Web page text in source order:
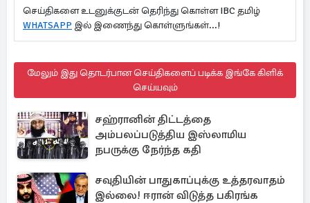
செய்திகளை உடனுக்குடன் தெரிந்து கொள்ள IBC தமிழ்
WHATSAPP இல் இணைந்து கொள்ளுங்கள்...!
மேலும் இது தொடர்பான செய்திகளைப் படிக்க இங்கே கிளிக்
செய்யவும்
சஹ்ரானின் திட்டத்தை
அம்பலப்படுத்திய இஸ்லாமிய
நபருக்கு நேர்ந்த கதி
சவுதியின் பாதுகாப்புக்கு உத்தரவாதம்
இல்லை! ஈரான் விடுத்த பகிரங்க